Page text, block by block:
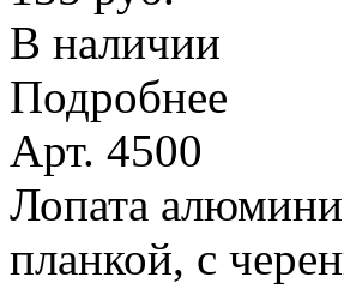
В наличии
Подробнее
Арт. 4500
Лопата
планкой, с